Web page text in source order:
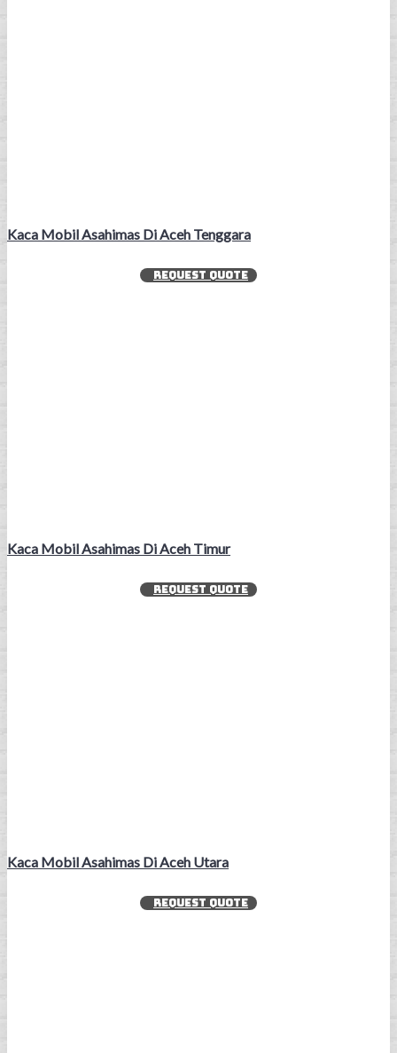
Kaca Mobil Asahimas Di Aceh Tenggara
REQUEST QUOTE
Kaca Mobil Asahimas Di Aceh Timur
REQUEST QUOTE
Kaca Mobil Asahimas Di Aceh Utara
REQUEST QUOTE